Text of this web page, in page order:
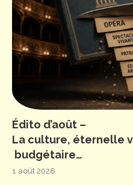
Édito d’août –
La culture, éternelle
budgétaire…
1 août 2026